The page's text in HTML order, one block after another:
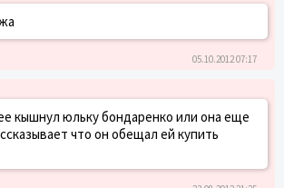
05.10.2012 07:17
кышнул юльку бондаренко или она еще
что он обещал ей купить